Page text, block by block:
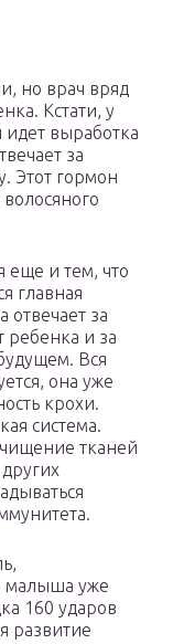
но врач вряд
Кстати, у
выработка
за
Этот гормон
еще и тем, что
главная
за
ребенка и за
Вся
она уже
крохи.
система.
тканей
малыша уже
160 ударов
развитие